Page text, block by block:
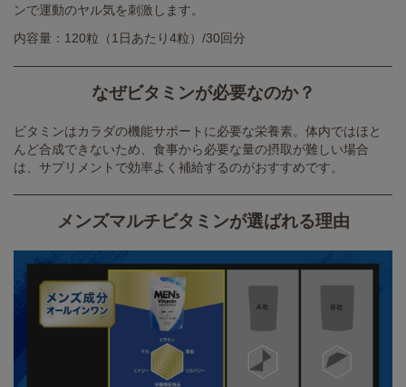
ンで運動のヤル気を刺激します。
内容量：120粒（1日あたり4粒）/30回分
なぜビタミンが必要なのか？
ビタミンはカラダの機能サポートに必要な栄養素。体内ではほと
んど合成できないため、食事から必要な量の摂取が難しい場合
は、サプリメントで効率よく補給するのがおすすめです。
メンズマルチビタミンが選ばれる理由